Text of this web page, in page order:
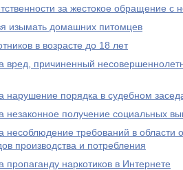
за жестокое обращение с
изымать домашних питомцев
в возрасте до 18 лет
вред, причиненный
нарушение порядка в судебном
незаконное получение социальных
несоблюдение требований в
производства и потребления
пропаганду наркотиков в Интернете